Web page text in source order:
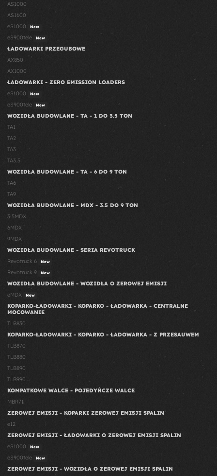
AS1000
AS1600
eS1000
New
eS900tele New
ŁADOWARKI PRZEGUBOWE
AX850
AX1000
ŁADOWARKI - ZERO EMISSION LOADERS
eS1000
New
eS900tele New
WOZIDŁA BUDOWLANE - TA - 1 DO 3.5 TON
TA1
TA2
TA3
TA3.5
WOZIDŁA BUDOWLANE - TA - 6 DO 9 TON
TA6
TA9
WOZIDŁA BUDOWLANE - MDX - 3.5 DO 9 TON
3.5MDX
6MDX
9MDX
WOZIDŁA BUDOWLANE - SERIA REVOTRUCK
Revotruck 6
New
Revotruck 9 New
WOZIDŁA BUDOWLANE - WOZIDŁA O ZEROWEJ EMISJI
eMDX
New
KOPARKO-ŁADOWARKI - KOPARKO - ŁADOWARKA - CENTRALNE
MOCOWANIE
TLB830
KOPARKO-ŁADOWARKI - KOPARKO - ŁADOWARKA - Z PRZESAUWEM
TLB870
TLB880
TLB890
TLB990
KOMPATKOWE WALCE - POJEDYŃCZE WALCE
MBR71
ZEROWEJ EMISJI - KOPARKI ZEROWEJ EMISJI SPALIN
e12
ZEROWEJ EMISJI - ŁADOWARKI O ZEROWEJ EMISJI SPALIN
eS1000
New
eS900tele New
ZEROWEJ EMISJI - WOZIDŁA O ZEROWEJ EMISJI SPALIN